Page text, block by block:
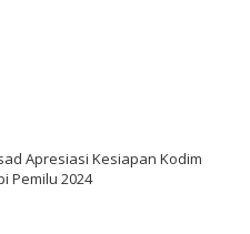
Apresiasi Kesiapan Kodim
Pemilu 2024